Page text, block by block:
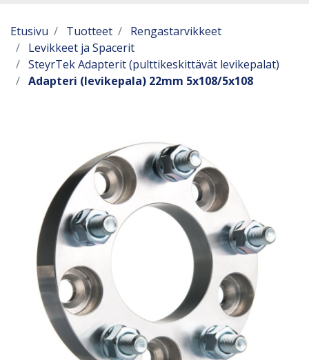
Etusivu Tuotteet
Rengastarvikkeet
Levikkeet ja Spacerit
SteyrTek Adapterit (pulttikeskittävät levikepalat)
Adapteri (levikepala) 22mm 5x108/5x108